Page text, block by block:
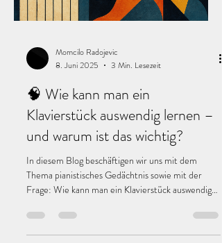
Momcilo Radojevic
8. Juni 2025
3 Min. Lesezeit
🧠 Wie kann man ein
Klavierstück auswendig lernen –
und warum ist das wichtig?
In diesem Blog beschäftigen wir uns mit dem
Thema pianistisches Gedächtnis sowie mit der
Frage: Wie kann man ein Klavierstück auswendig
vier Säulen des pianistischen Gedächtnisses
kennen: die auditiven, visuellen, motorischen und